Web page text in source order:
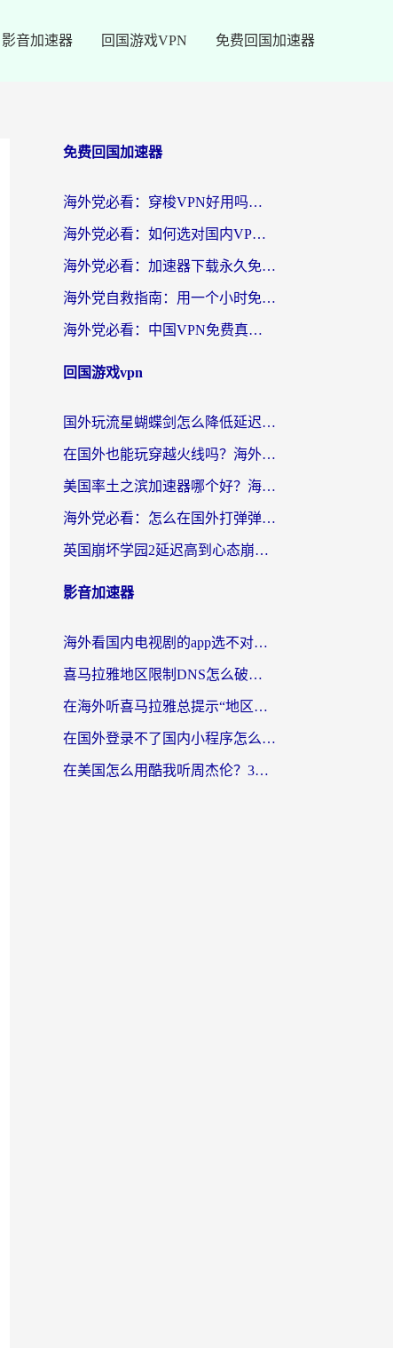
影音加速器 回国游戏VPN 免费回国加速器
免费回国加速器
海外党必看：穿梭VPN好用吗？和云帆VPN对比哪个回国效果更好？附真实测评+避坑指南
海外党必看：如何选对国内VPN，实现无缝访问国内资源？
海外党必看：加速器下载永久免费版真的存在吗？教你无缝访问国内资源的正确姿势
海外党自救指南：用一个小时免费加速器，轻松打破国内资源访问壁垒？
海外党必看：中国VPN免费真的靠谱吗？手把手教你选对回国加速器
回国游戏vpn
国外玩流星蝴蝶剑怎么降低延迟？海外党必看的加速秘籍（含欧洲鸣潮&彩虹岛优化攻略）
在国外也能玩穿越火线吗？海外玩家国服游戏畅玩终极指南
美国率土之滨加速器哪个好？海外党国服游戏畅玩终极指南（附多游戏解决方案）
海外党必看：怎么在国外打弹弹堂不卡？番茄加速器亲测指南
英国崩坏学园2延迟高到心态崩？海外党国服游戏加速终极指南
影音加速器
海外看国内电视剧的app选不对？这份回国加速器避坑指南帮你流畅追剧
喜马拉雅地区限制DNS怎么破？海外党听国内音乐听书的终极解决方案
在海外听喜马拉雅总提示“地区限制”？3步轻松解除+听国内音乐全攻略
在国外登录不了国内小程序怎么办？选对回国加速器，轻松解锁国内资源
在美国怎么用酷我听周杰伦？3步搞定海外听歌难题